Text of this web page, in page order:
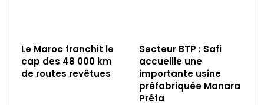
Le Maroc franchit le
cap des 48 000 km
de routes revêtues
Secteur BTP : Safi
accueille une
importante usine
préfabriquée Manara
Préfa